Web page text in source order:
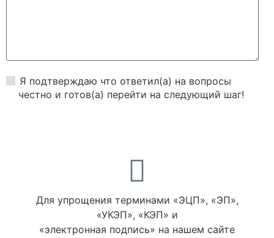
Я подтверждаю что ответил(а) на вопросы
честно и готов(а) перейти на следующий шаг!
Для упрощения терминами «ЭЦП», «ЭП»,
«УКЭП», «КЭП» и
«электронная подпись» на нашем сайте